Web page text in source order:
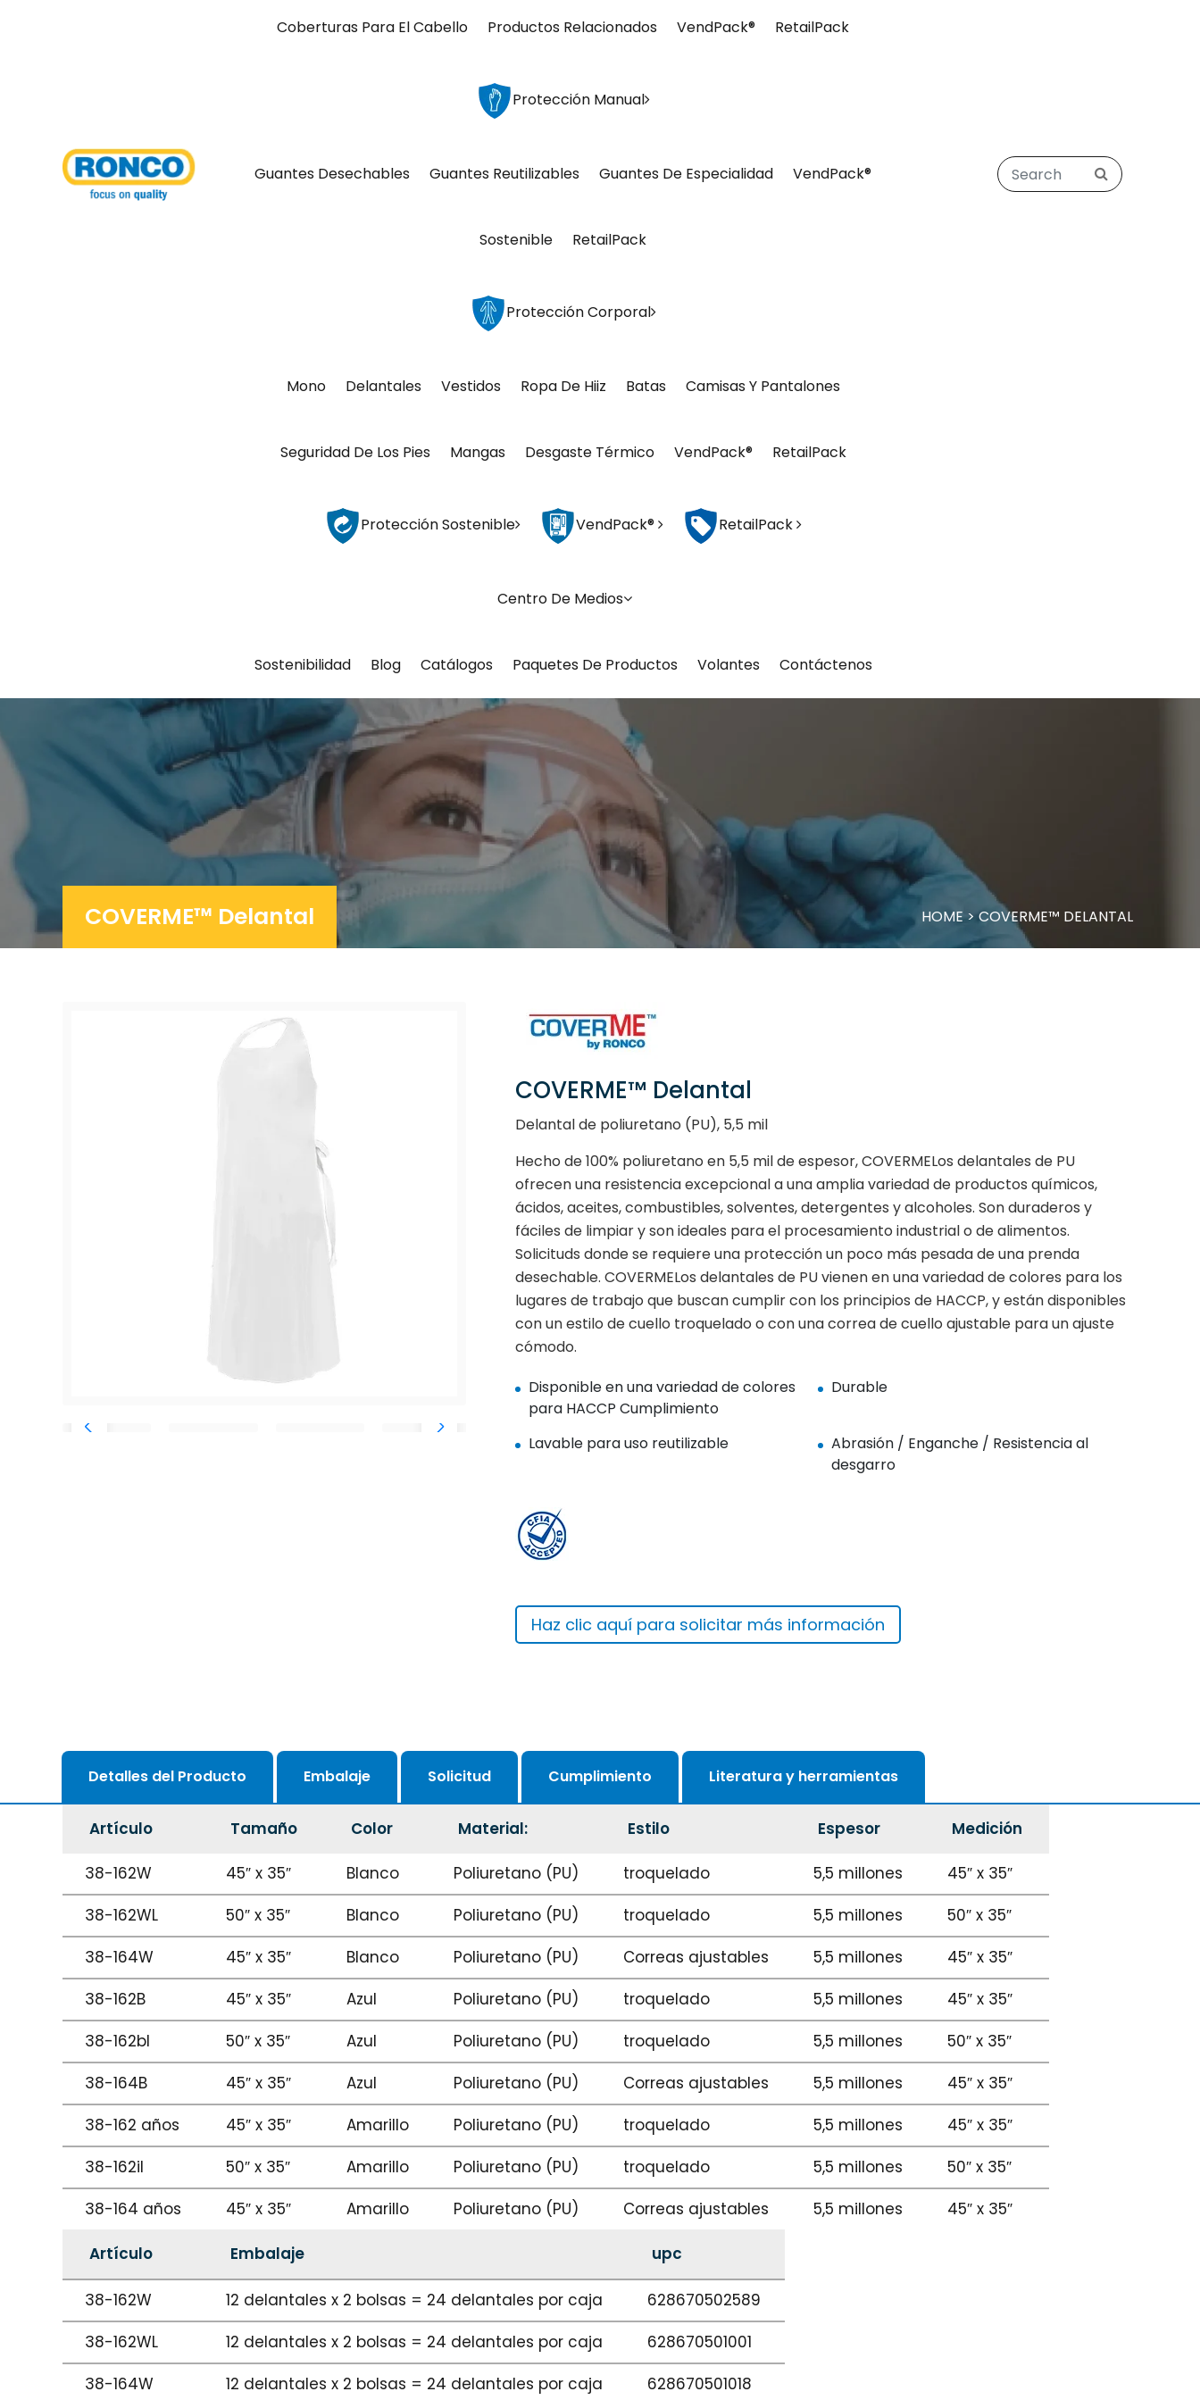
Coberturas Para El Cabello Productos Relacionados VendPack® RetailPack
Protección Manual
Guantes Desechables Guantes Reutilizables Guantes De Especialidad VendPack®
Sostenible RetailPack
Protección Corporal
Mono Delantales Vestidos Ropa De Hiiz Batas Camisas Y Pantalones
Seguridad De Los Pies Mangas Desgaste Térmico VendPack® RetailPack
Protección Sostenible VendPack® RetailPack
Sostenibilidad
Centro De Medios
Blog Catálogos Paquetes De Productos Volantes Contáctenos
COVERME™ Delantal HOME>COVERME™ DELANTAL
COVERME™ Delantal
Delantal de poliuretano (PU), 5,5 mil
Hecho de 100% poliuretano en 5,5 mil de espesor, COVERMELos delantales de PU
ofrecen una resistencia excepcional a una amplia variedad de productos químicos,
ácidos, aceites, combustibles, solventes, detergentes y alcoholes. Son duraderos y
fáciles de limpiar y son ideales para el procesamiento industrial o de alimentos.
Solicituds donde se requiere una protección un poco más pesada de una prenda
desechable. COVERMELos delantales de PU vienen en una variedad de colores para los
lugares de trabajo que buscan cumplir con los principios de HACCP, y están disponibles
con un estilo de cuello troquelado o con una correa de cuello ajustable para un ajuste
cómodo.
Disponible en una variedad de colores
para HACCP Cumplimiento
Durable
Lavable para uso reutilizable
Abrasión / Enganche / Resistencia al
desgarro
Haz clic aquí para solicitar más información
Detalles del Producto Embalaje Solicitud Cumplimiento Literatura y herramientas
Artículo Tamaño Color Material: Estilo Espesor Medición
38-162W 45″ x 35″ Blanco Poliuretano (PU) troquelado 5,5 millones
45″ x 35″
38-162WL
50″ x 35″ Blanco Poliuretano (PU) troquelado 5,5 millones
50″ x 35″
38-164W
45″ x 35″ Blanco Poliuretano (PU) Correas ajustables 5,5 millones
45″ x 35″
38-162B
45″ x 35″ Azul Poliuretano (PU) troquelado 5,5 millones
45″ x 35″
38-162bl
50″ x 35″ Azul Poliuretano (PU) troquelado 5,5 millones
50″ x 35″
38-164B
45″ x 35″ Azul Poliuretano (PU) Correas ajustables 5,5 millones
45″ x 35″
38-162 años
45″ x 35″ Amarillo Poliuretano (PU) troquelado 5,5 millones
45″ x 35″
38-162il
50″ x 35″ Amarillo Poliuretano (PU) troquelado 5,5 millones
50″ x 35″
38-164 años
45″ x 35″ Amarillo Poliuretano (PU) Correas ajustables 5,5 millones 45″ x 35″
Artículo Embalaje upc
38-162W 12 delantales x 2 bolsas = 24 delantales por caja
628670502589
38-162WL
12 delantales x 2 bolsas = 24 delantales por caja
628670501001
38-164W
12 delantales x 2 bolsas = 24 delantales por caja
628670501018